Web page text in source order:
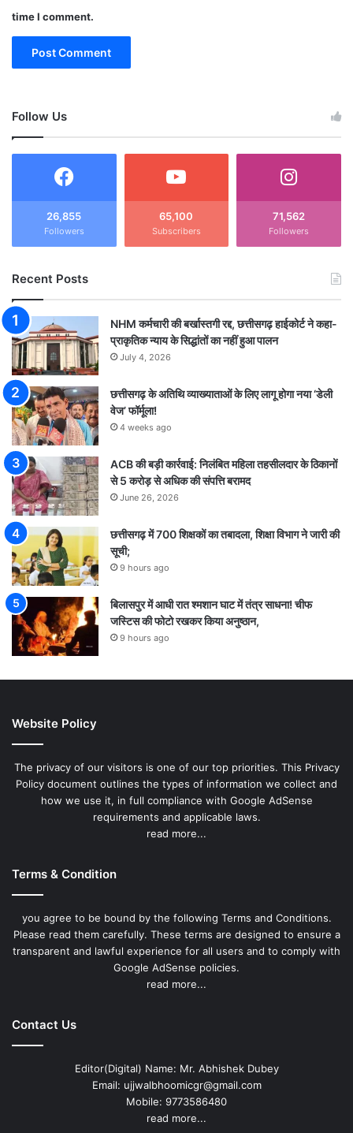
time I comment.
Follow Us
26,855
Followers
65,100
Subscribers
71,562
Followers
Recent Posts
NHM कर्मचारी की बर्खास्तगी रद्द, छत्तीसगढ़ हाईकोर्ट ने कहा-
प्राकृतिक न्याय के सिद्धांतों का नहीं हुआ पालन
July 4, 2026
छत्तीसगढ़ के अतिथि व्याख्याताओं के लिए लागू होगा नया ‘डेली
वेज’ फॉर्मूला!
4 weeks ago
ACB की बड़ी कार्रवाई: निलंबित महिला तहसीलदार के ठिकानों
से 5 करोड़ से अधिक की संपत्ति बरामद
June 26, 2026
छत्तीसगढ़ में 700 शिक्षकों का तबादला, शिक्षा विभाग ने जारी की
सूची;
9 hours ago
बिलासपुर में आधी रात श्मशान घाट में तंत्र साधना! चीफ
जस्टिस की फोटो रखकर किया अनुष्ठान,
9 hours ago
Website Policy
The privacy of our visitors is one of our top priorities. This Privacy
Policy document outlines the types of information we collect and
how we use it, in full compliance with Google AdSense
requirements and applicable laws.
read more...
Terms & Condition
you agree to be bound by the following Terms and Conditions.
Please read them carefully. These terms are designed to ensure a
transparent and lawful experience for all users and to comply with
Google AdSense policies.
read more...
Contact Us
Editor(Digital) Name: Mr. Abhishek Dubey
Email: ujjwalbhoomicgr@gmail.com
Mobile: 9773586480
read more...